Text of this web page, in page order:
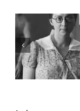
Netflix